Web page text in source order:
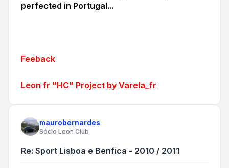
perfected in Portugal...
Feeback
Leon fr "HC" Project by Varela_fr
maurobernardes
Sócio Leon Club
Re: Sport Lisboa e Benfica - 2010 / 2011